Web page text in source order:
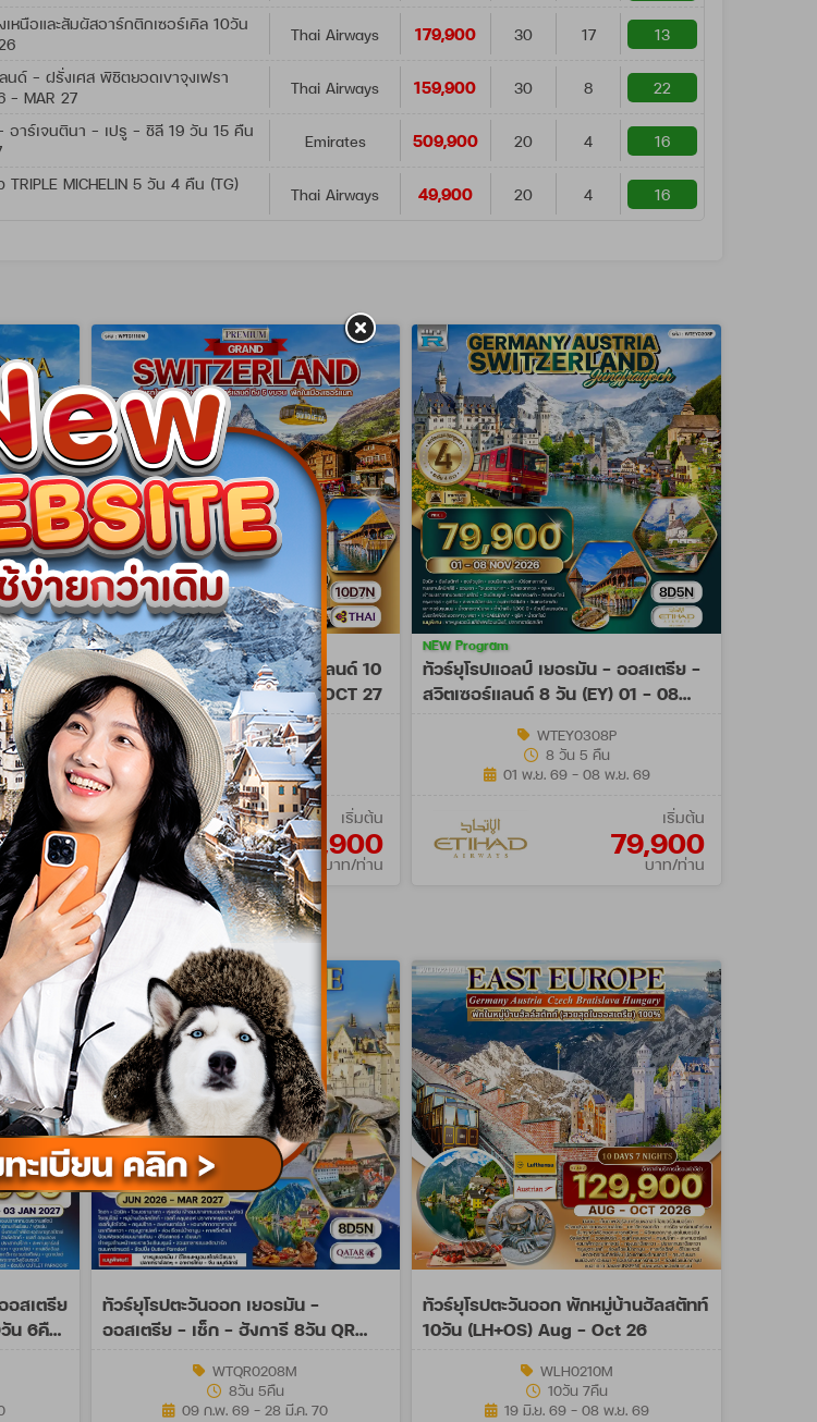
หนือและสัมผัสอาร์กติกเซอร์เคิล 10วัน
Thai Airways 179,900 30 17 13
ด์ - ฝรั่งเศส พิชิตยอดเขาจุงเฟรา
- MAR 27
Thai Airways 159,900 30 8 22
อาร์เจนตินา - เปรู - ชิลี 19 วัน 15 คืน
Emirates 509,900 20 4 16
MICHELIN 5 วัน 4 คืน (TG)
Thai Airways 49,900 20 4 16
-
เริ่มต้น
บาท/ท่าน
ทัวร์พรีเมี่ยมแกรนด์สวิตเซอร์แลนด์ 10
วัน พักเซอร์แมท (TG) MAR - OCT 27
NEW Program
WPTG1110M
10 วัน 9 คืน
26 มี.ค. 70 - 24 ต.ค. 70
เริ่มต้น
179,900
บาท/ท่าน
ทัวร์ยุโรปแอลป์ เยอรมัน - ออสเตรีย -
สวิตเซอร์แลนด์ 8 วัน (EY) 01 - 08
NEW Program
WTEY0308P
8 วัน 5 คืน
01 พ.ย. 69 - 08 พ.ย. 69
เริ่มต้น
79,900
บาท/ท่าน
อสเตรีย
น 6คืน
ทัวร์ยุโรปตะวันออก เยอรมัน -
ออสเตรีย - เช็ก - ฮังการี 8วัน QR
WTQR0208M
8วัน 5คืน
09 ก.พ. 69 - 28 มี.ค. 70
ทัวร์ยุโรปตะวันออก พักหมู่บ้านฮัลสตัทท์
10วัน (LH+OS) Aug - Oct 26
WLH0210M
10วัน 7คืน
19 มิ.ย. 69 - 08 พ.ย. 69